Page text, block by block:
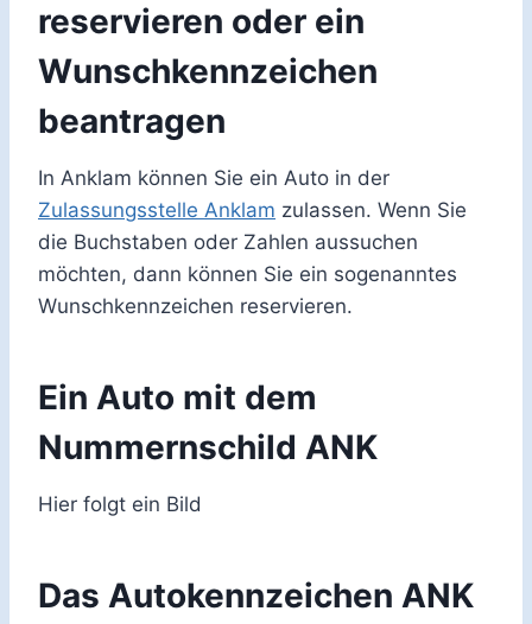
reservieren oder ein
Wunschkennzeichen
beantragen
In Anklam können Sie ein Auto in der
Zulassungsstelle Anklam zulassen. Wenn Sie
die Buchstaben oder Zahlen aussuchen
möchten, dann können Sie ein sogenanntes
Wunschkennzeichen reservieren.
Ein Auto mit dem
Nummernschild ANK
Hier folgt ein Bild
Das Autokennzeichen ANK